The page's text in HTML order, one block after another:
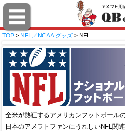
TOP > NFL／NCAA グッズ > NFL
全米が熱狂するアメリカンフットボール
日本のアメフトファンにうれしいNFL関